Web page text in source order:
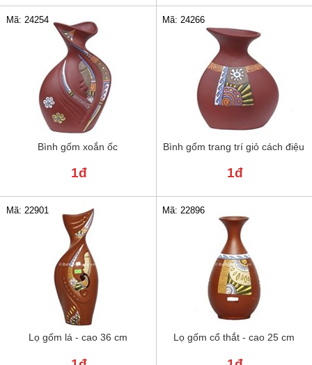
Bình gốm xoắn ốc
Mã: 24254
1đ
Bình gốm trang trí giỏ cách điệu
Mã: 24266
1đ
Lọ gốm lá - cao 36 cm
Mã: 22901
Lọ gốm cổ thắt - cao 25 cm
Mã: 22896